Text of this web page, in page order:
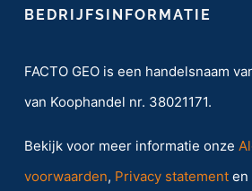
BEDRIJFSINFORMATIE
FACTO GEO is een handelsnaam
van Koophandel nr. 38021171.
Bekijk voor meer informatie onze
voorwaarden, Privacy statementen